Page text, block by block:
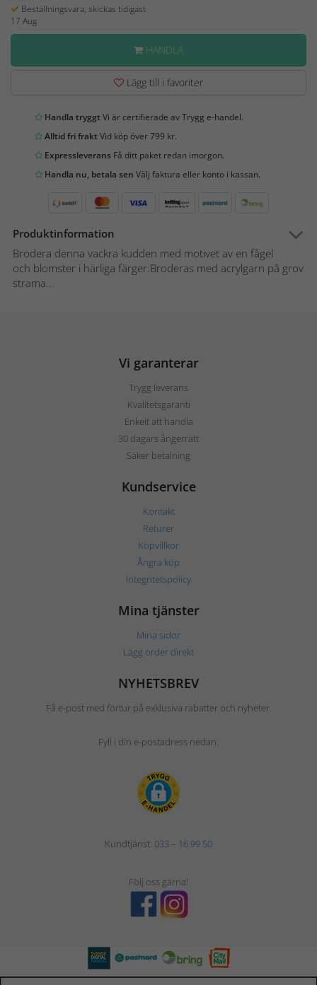
Beställningsvara, skickas tidigast
17 Aug
HANDLA
Lägg till i favoriter
Handla tryggtVi är certifierade av Trygg e-handel.
Alltid fri fraktVid köp över 799 kr.
Expressleverans Få ditt paket redan imorgon.
Handla nu, betala sen Välj faktura eller konto i kassan.
Produktinformation
Brodera denna vackra kudden med motivet av en fågel
och blomster i härliga färger.Broderas med acrylgarn på grov
strama...
Vi garanterar
Trygg leverans
Kvalitetsgaranti
Enkelt att handla
30 dagars ångerrätt
Säker betalning
Kundservice
Kontakt
Returer
Köpvillkor
Ångra köp
Integritetspolicy
Mina tjänster
Mina sidor
Lägg order direkt
NYHETSBREV
Få e-post med förtur på exklusiva rabatter och nyheter.
Fyll i din e-postadress nedan.
Kundtjänst: 033 – 16 99 50
Följ oss gärna!